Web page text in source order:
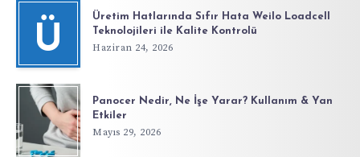
Ü
Üretim Hatlarında Sıfır Hata Weilo Loadcell
Teknolojileri ile Kalite Kontrolü
Haziran 24, 2026
Panocer Nedir, Ne İşe Yarar? Kullanım & Yan
Etkiler
Mayıs 29, 2026